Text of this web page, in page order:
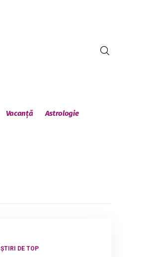
Vacanță Astrologie
ȘTIRI DE TOP